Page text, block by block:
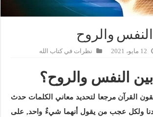
والروح
12 مايو، 2021 نظرات في كتاب الله
النفس والروح؟
القرآن مرجعا لتحديد معاني الكلمات حدث
ولكل عجب من يقول أنهما شيءٌ واحد, على